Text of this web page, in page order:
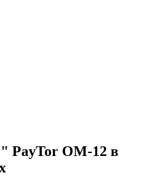
PayTor OM-12 в